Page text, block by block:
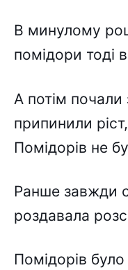
В минулому
помідори тоді
А потім почали
припинили
Помідорів не
Ранше завжди
роздавала
Помідорів